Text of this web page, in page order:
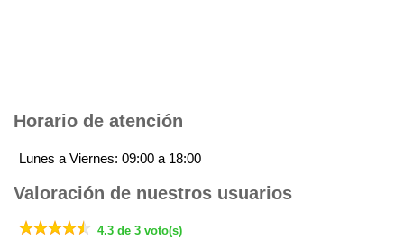
Horario de atención
Lunes a Viernes: 09:00 a 18:00
Valoración de nuestros usuarios
4.3 de 3 voto(s)